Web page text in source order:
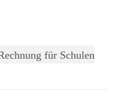
für Schulen